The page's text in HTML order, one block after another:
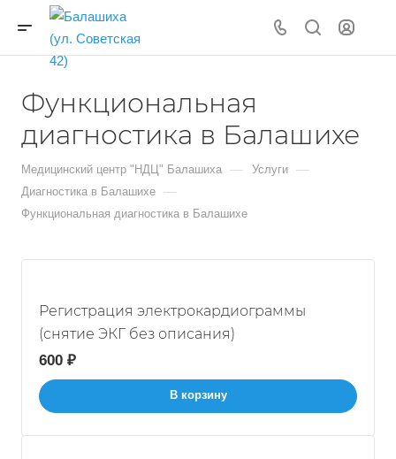
Функциональная
диагностика в Балашихе
Медицинский центр "НДЦ" Балашиха — Услуги —
Диагностика в Балашихе —
Функциональная диагностика в Балашихе
Регистрация электрокардиограммы
(снятие ЭКГ без описания)
600 ₽
В корзину